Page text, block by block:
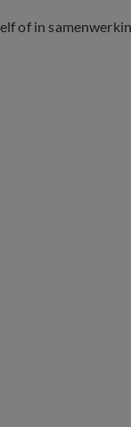
of in